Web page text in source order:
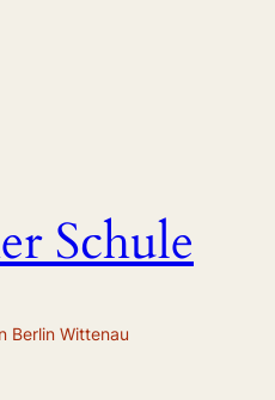
Schule
Berlin Wittenau